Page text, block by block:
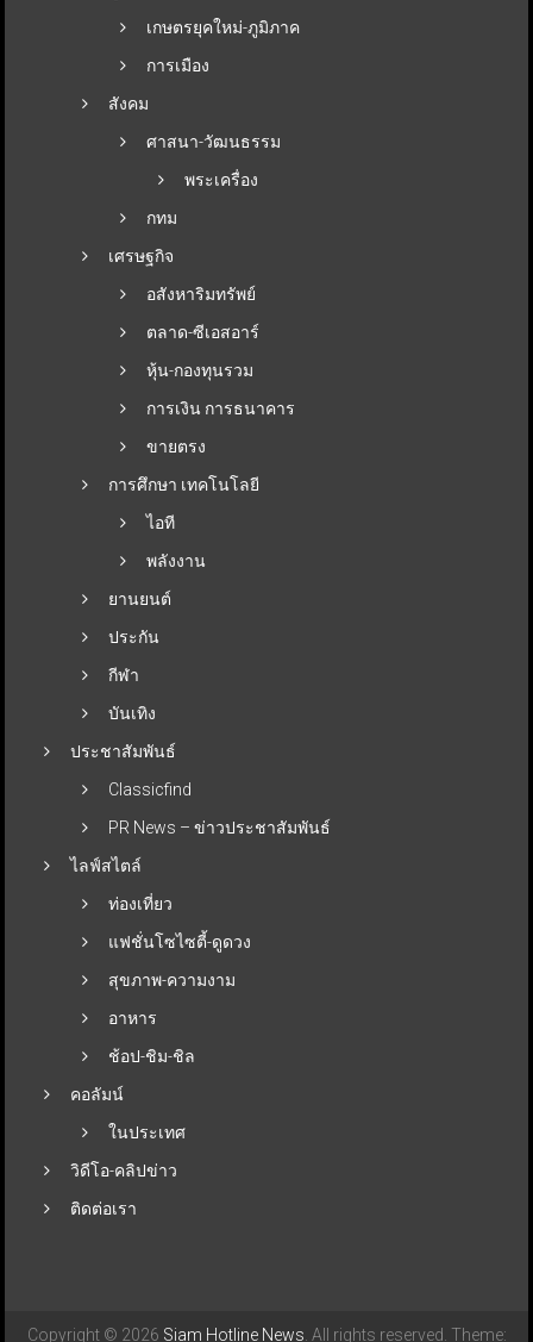
เกษตรยุคใหม่-ภูมิภาค
การเมือง
สังคม
ศาสนา-วัฒนธรรม
พระเครื่อง
กทม
เศรษฐกิจ
อสังหาริมทรัพย์
ตลาด-ซีเอสอาร์
หุ้น-กองทุนรวม
การเงิน การธนาคาร
ขายตรง
การศึกษา เทคโนโลยี
ไอที
พลังงาน
ยานยนต์
ประกัน
กีฬา
บันเทิง
ประชาสัมพันธ์
Classicfind
PR News – ข่าวประชาสัมพันธ์
ไลฟ์สไตล์
ท่องเที่ยว
แฟชั่นโซไซตี้-ดูดวง
สุขภาพ-ความงาม
อาหาร
ช้อป-ชิม-ชิล
คอลัมน์
ในประเทศ
วิดีโอ-คลิปข่าว
ติดต่อเรา
Copyright © 2026 Siam Hotline News . All rights reserved. Theme: